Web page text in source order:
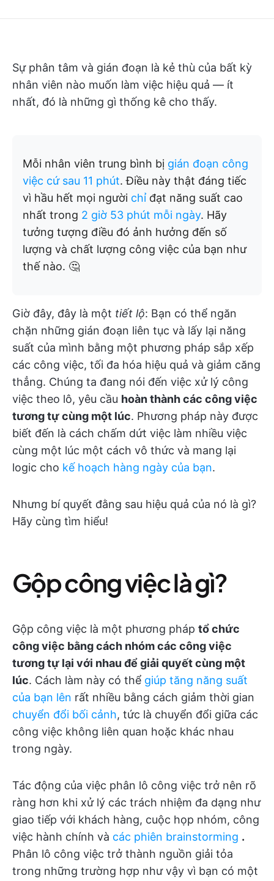
Sự phân tâm và gián đoạn là kẻ thù của bất kỳ
nhân viên nào muốn làm việc hiệu quả — ít
nhất, đó là những gì thống kê cho thấy.
Mỗi nhân viên trung bình bị gián đoạn công
việc cứ sau 11 phút. Điều này thật đáng tiếc
vì hầu hết mọi người chỉ đạt năng suất cao
nhất trong 2 giờ 53 phút mỗi ngày. Hãy
tưởng tượng điều đó ảnh hưởng đến số
lượng và chất lượng công việc của bạn như
thế nào. 🤔
Giờ đây, đây là một tiết lộ: Bạn có thể ngăn
chặn những gián đoạn liên tục và lấy lại năng
suất của mình bằng một phương pháp sắp xếp
các công việc, tối đa hóa hiệu quả và giảm căng
thẳng. Chúng ta đang nói đến việc xử lý công
việc theo lô, yêu cầu hoàn thành các công việc
tương tự cùng một lúc. Phương pháp này được
biết đến là cách chấm dứt việc làm nhiều việc
cùng một lúc một cách vô thức và mang lại
logic cho kế hoạch hàng ngày của bạn.
Nhưng bí quyết đằng sau hiệu quả của nó là gì?
Hãy cùng tìm hiểu!
Gộp công việc là gì?
Gộp công việc là một phương pháp tổ chức
công việc bằng cách nhóm các công việc
tương tự lại với nhau để giải quyết cùng một
lúc. Cách làm này có thể giúp tăng năng suất
của bạn lên rất nhiều bằng cách giảm thời gian
chuyển đổi bối cảnh, tức là chuyển đổi giữa các
công việc không liên quan hoặc khác nhau
trong ngày.
Tác động của việc phân lô công việc trở nên rõ
ràng hơn khi xử lý các trách nhiệm đa dạng như
giao tiếp với khách hàng, cuộc họp nhóm, công
việc hành chính và các phiên brainstorming .
Phân lô công việc trở thành nguồn giải tỏa
trong những trường hợp như vậy vì bạn có một